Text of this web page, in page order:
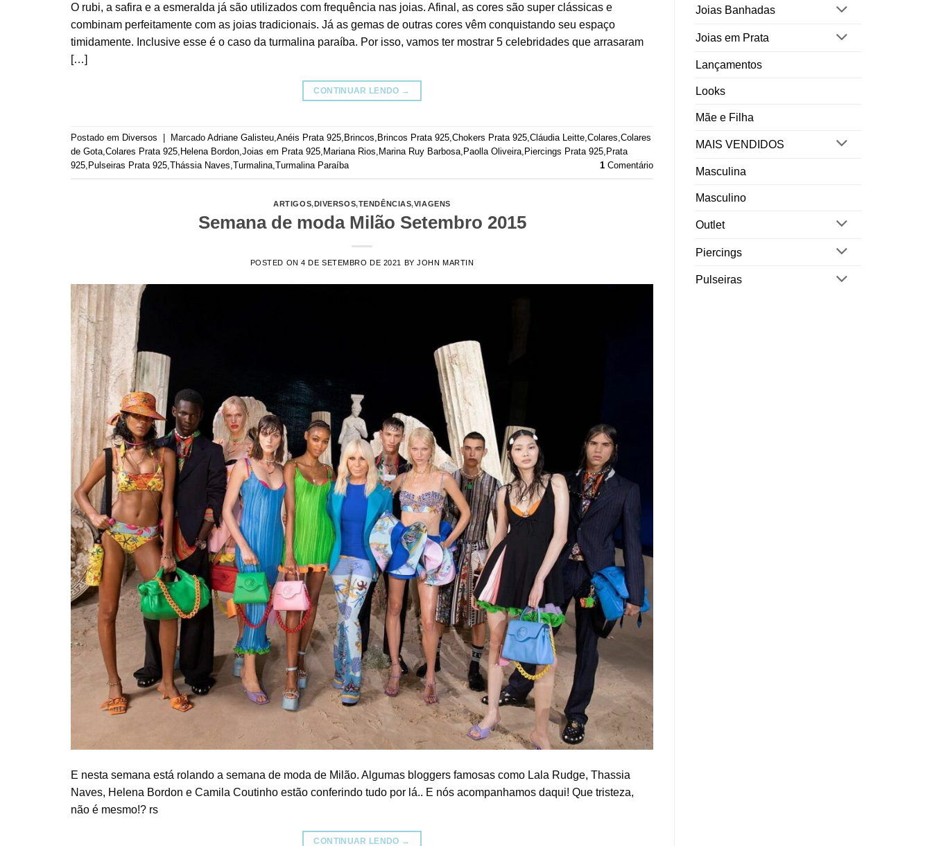
O rubi, a safira e a esmeralda já são utilizados com frequência nas joias. Afinal, as cores são super clássicas e
combinam perfeitamente com as joias tradicionais. Já as gemas de outras cores vêm conquistando seu espaço
timidamente. Inclusive esse é o caso da turmalina paraíba. Por isso, vamos ter mostrar 5 celebridades que arrasaram
[…]
CONTINUAR LENDO →
Postado em Diversos Marcado Adriane Galisteu,Anéis Prata 925, Brincos, Brincos Prata 925,Chokers Prata 925,Cláudia Leitte,Colares,Colares
de Gota,Colares Prata 925, Helena Bordon,Joias em Prata 925, Mariana Rios, Marina Ruy Barbosa, Paolla Oliveira, Piercings Prata 925, Prata
925, Pulseiras Prata 925,Thássia Naves,Turmalina,Turmalina Paraíba 1 Comentário
ARTIGOS,DIVERSOS,TENDÊNCIAS,VIAGENS
Semana de moda Milão Setembro 2015
POSTED ON4 DE SETEMBRO DE 2021 BYJOHN MARTIN
E nesta semana está rolando a semana de moda de Milão. Algumas bloggers famosas como Lala Rudge, Thassia
Naves, Helena Bordon e Camila Coutinho estão conferindo tudo por lá.. E nós acompanhamos daqui! Que tristeza,
não é mesmo!? rs
CONTINUAR LENDO →
Joias Banhadas
Joias em Prata
Lançamentos
Looks
Mãe e Filha
MAIS VENDIDOS
Masculina
Masculino
Outlet
Piercings
Pulseiras